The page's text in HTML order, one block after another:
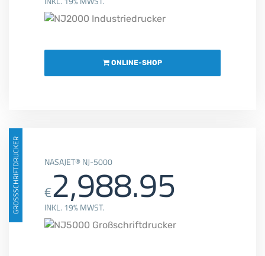
ONLINE-SHOP
NASAJET® NJ-5000
€2,988.95
INKL. 19% MWST.
GROSSSCHRIFTDRUCKER